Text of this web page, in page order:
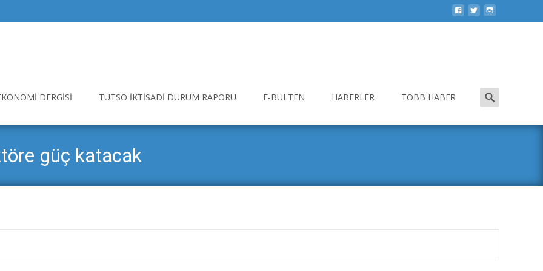
DERGISI TUTSO İKTISADI DURUM RAPORU E-BÜLTEN HABERLER TOBB HABER
Search
for:
güç katacak